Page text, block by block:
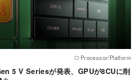
Processor/Platform
5 V Seriesが発表、GPUが8CUに削